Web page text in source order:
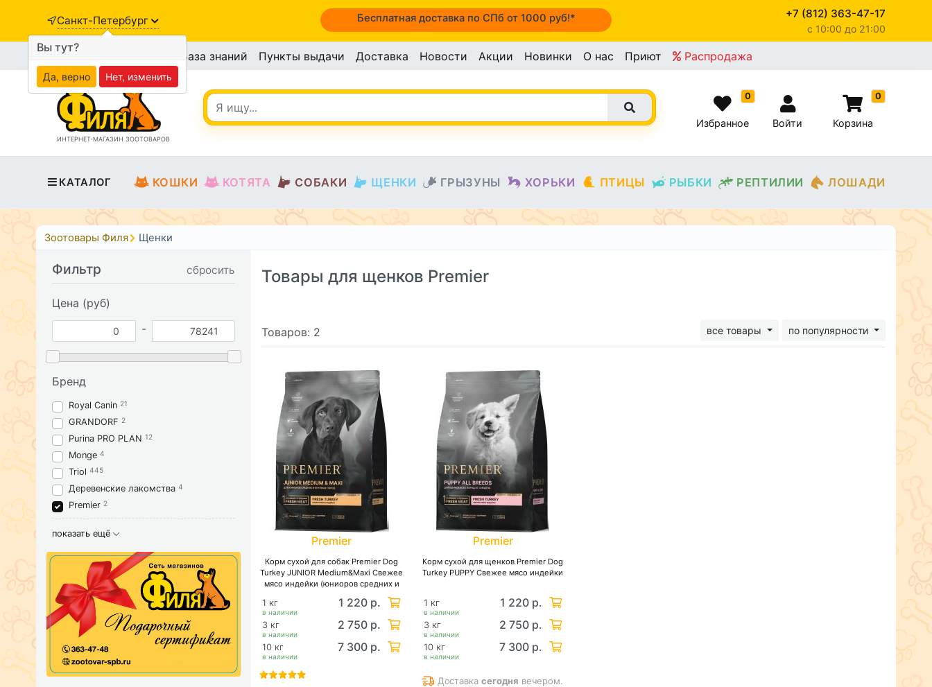
Санкт-Петербург Бесплатная доставка по СПб от 1000 руб!* +7 (812) 363-47-17
c 10:00 до 21:00
База знаний Пункты выдачи Доставка Новости Акции Новинки О нас Приют Распродажа
ИНТЕРНЕТ-МАГАЗИН ЗООТОВАРОВ
0
Избранное Войти
0
Корзина
КАТАЛОГ КОШКИ КОТЯТА СОБАКИ ЩЕНКИ ГРЫЗУНЫ ХОРЬКИ ПТИЦЫ РЫБКИ РЕПТИЛИИ ЛОШАДИ
Зоотовары Филя Щенки
Фильтр сбросить
Цена (руб)
-
Бренд
Royal Canin 21
GRANDORF 2
Purina PRO PLAN 12
Monge 4
Triol 445
Деревенские лакомства 4
Premier 2
показать ещё
Товары для щенков Premier
Товаров: 2 все товары по популярности
Premier
Корм сухой для собак Premier Dog
Turkey JUNIOR Medium&Maxi Свежее
мясо индейки (юниоров средних и
в наличии
1 кг 1 220 р.
в наличии
3 кг 2 750 р.
в наличии
10 кг 7 300 р.
Premier
Корм сухой для щенков Premier Dog
Turkey PUPPY Свежее мясо индейки
в наличии
1 кг 1 220 р.
в наличии
3 кг 2 750 р.
в наличии
10 кг 7 300 р.
Доставка сегодня вечером.
Вы тут?
Да, верно Нет, изменить